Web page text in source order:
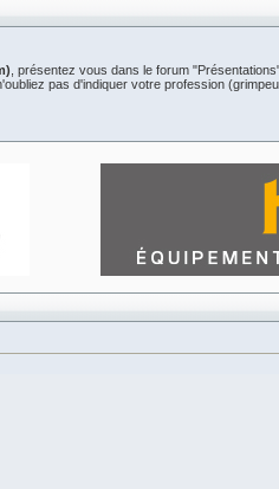
, présentez vous dans le forum
pas d'indiquer votre profession